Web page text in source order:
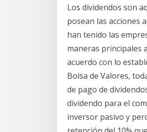
Los dividendos son
posean las acciones
han tenido las
maneras principales
acuerdo con lo
Bolsa de Valores,
de pago de
dividendo para el
inversor pasivo y